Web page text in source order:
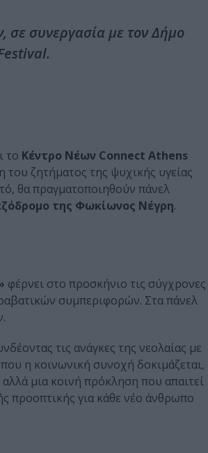
σε συνεργασία με τον Δήμο
το Κέντρο Νέων Connect Athens
του ζητήματος της ψυχικής υγείας
θα πραγματοποιηθούν πάνελ
της Φωκίωνος Νέγρη.
φέρνει στο προσκήνιο τις σύγχρονες
συμπεριφορών. Στα πάνελ
τις ανάγκες της νεολαίας με
η κοινωνική συνοχή δοκιμάζεται,
μια κοινή πρόκληση που απαιτεί
προοπτικής για κάθε νέο άνθρωπο